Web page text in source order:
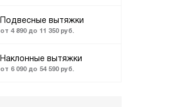
Подвесные вытяжки
от 4 890 до 11 350 руб.
Наклонные вытяжки
от 6 090 до 54 590 руб.